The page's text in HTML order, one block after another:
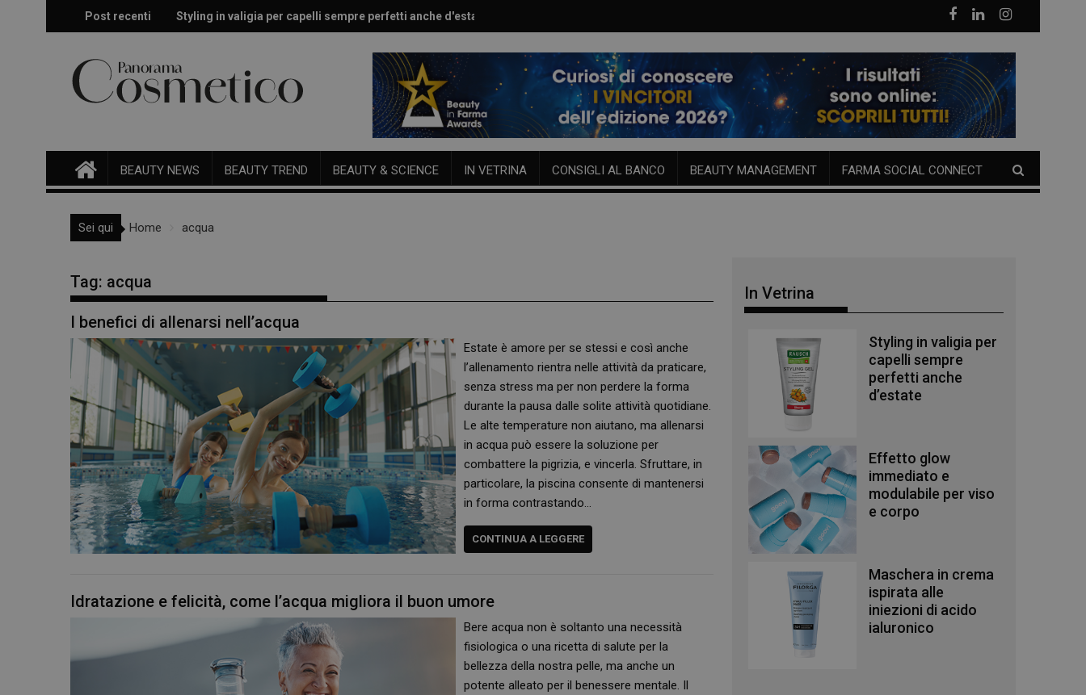
Post recenti Styling in valigia per capelli sempre perfetti anche d'estate
Doposole, il beauty ritual che fa durare l’estate sulla pelle
BEAUTY NEWS BEAUTY TREND BEAUTY & SCIENCE IN VETRINA CONSIGLI AL BANCO BEAUTY MANAGEMENT FARMA SOCIAL CONNECT
Sei qui Home acqua
Tag: acqua
I benefici di allenarsi nell’acqua
Estate è amore per se stessi e così anche
l’allenamento rientra nelle attività da praticare,
senza stress ma per non perdere la forma
durante la pausa dalle solite attività quotidiane.
Le alte temperature non aiutano, ma allenarsi
in acqua può essere la soluzione per
combattere la pigrizia, e vincerla. Sfruttare, in
particolare, la piscina consente di mantenersi
in forma contrastando…
CONTINUA A LEGGERE
Idratazione e felicità, come l’acqua migliora il buon umore
Bere acqua non è soltanto una necessità
fisiologica o una ricetta di salute per la
bellezza della nostra pelle, ma anche un
potente alleato per il benessere mentale. Il
In Vetrina
Styling in valigia per
capelli sempre
perfetti anche
d’estate
Effetto glow
immediato e
modulabile per viso
e corpo
Maschera in crema
ispirata alle
iniezioni di acido
ialuronico